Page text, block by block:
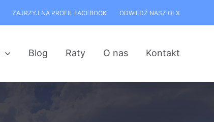
ZAJRZYJ NA PROFIL FACEBOOK ODWIEDŹ NASZ OLX
Blog Raty O nas Kontakt